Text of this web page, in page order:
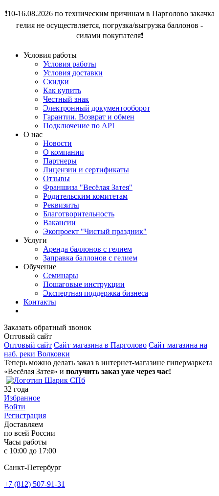
❗️10-16.08.2026 по техническим причинам в Парголово закачка
гелия не осуществляется, погрузка/выгрузка баллонов -
силами покупателя❗️
Условия работы
Условия работы
Условия доставки
Скидки
Как купить
Честный знак
Электронный документооборот
Гарантии. Возврат и обмен
Подключение по API
О нас
Новости
О компании
Партнеры
Лицензии и сертификаты
Отзывы
Франшиза "Весёлая Затея"
Родительским комитетам
Реквизиты
Благотворительность
Вакансии
Экопроект "Чистый праздник"
Услуги
Аренда баллонов с гелием
Заправка баллонов с гелием
Обучение
Семинары
Пошаговые инструкции
Экспертная поддержка бизнеса
Контакты
Заказать обратный звонок
Оптовый сайт
Оптовый сайт Сайт магазина в Парголово Сайт магазина на
наб. реки Волковки
Теперь можно делать заказ в интернет-магазине гипермаркета
«Весёлая Затея» и получить заказ уже через час!
32 года
Избранное
Войти
Регистрация
Доставляем
по всей России
Часы работы
с 10:00 до 17:00
Санкт-Петербург
+7 (812) 507-91-31